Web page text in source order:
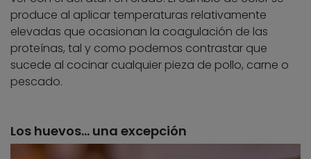
produce al aplicar temperaturas relativamente
elevadas que ocasionan la coagulación de las
proteínas, tal y como podemos contrastar que
sucede al cocinar cualquier pieza de pollo, carne o
pescado.
Los huevos… una excepción